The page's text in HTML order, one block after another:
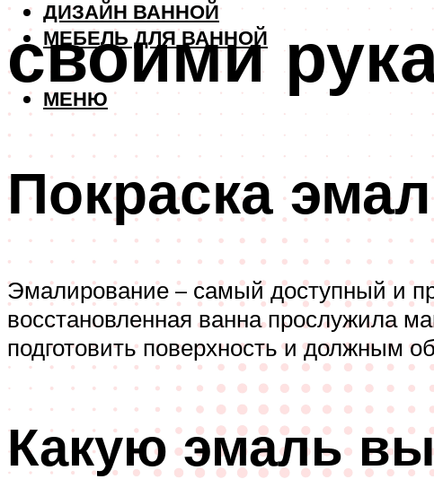
ДИЗАЙН ВАННОЙ
МЕБЕЛЬ ДЛЯ ВАННОЙ
МЕНЮ
своими
Покраска
Эмалирование – самый доступный и
восстановленная ванна прослужила
подготовить поверхность и должным
Какую эмаль